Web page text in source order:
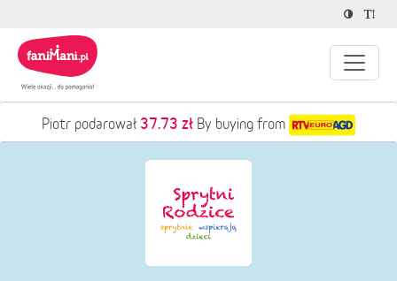
Piotr podarował 37.73 zł By buying from